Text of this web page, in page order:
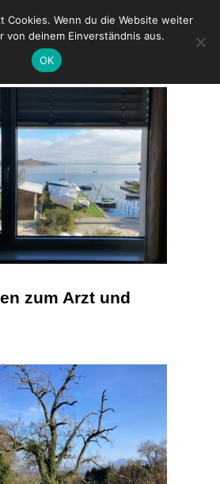
OKTOBER
zum Arzt und
Cookies. Wenn du die Website weiter
von deinem Einverständnis aus.
OK